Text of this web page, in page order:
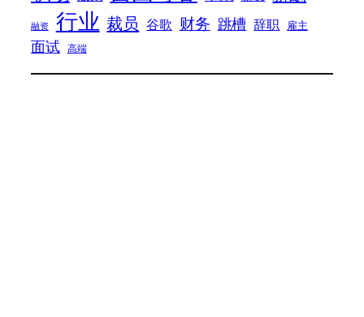
融资 行业 裁员 谷歌 财务 跳槽 辞职 雇主
面试 高端